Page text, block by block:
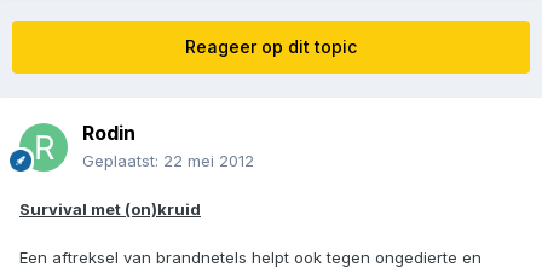
Reageer op dit topic
Rodin
Geplaatst: 22 mei 2012
Survival met (on)kruid
Een aftreksel van brandnetels helpt ook tegen ongedierte en